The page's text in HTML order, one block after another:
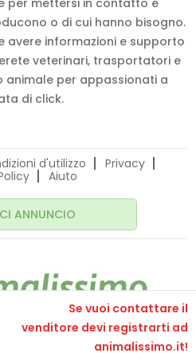
Se vuoi contattare il
venditore devi registrarti ad
animalissimo.it!
per mettersi in contatto e
o di cui hanno bisogno.
avere informazioni e supporto
veterinari, trasportatori e
animale per appassionati a
di click.
d'utilizzo
Privacy
Aiuto
ANNUNCIO
- P.IVA 04582550275
comunicafacile.eu